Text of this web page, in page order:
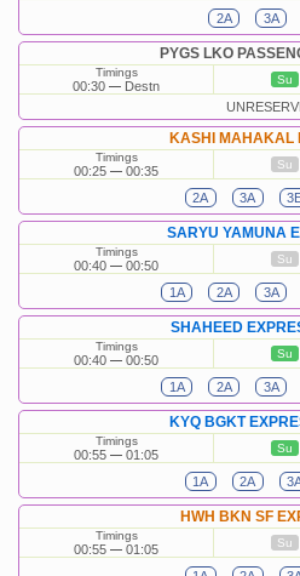
2A 3A
PYGS LKO
Timings
00:30 Destn Su
KASHI MAHAKAL
Timings
00:25 00:35 Su
2A 3A
SARYU YAMUNA
Timings
00:40 00:50 Su
1A 2A 3A
SHAHEED
Timings
00:40 00:50 Su
1A 2A 3A
KYQ BGKT
Timings
00:55 01:05 Su
1A 2A
HWH BKN SF
Timings
00:55 01:05 Su